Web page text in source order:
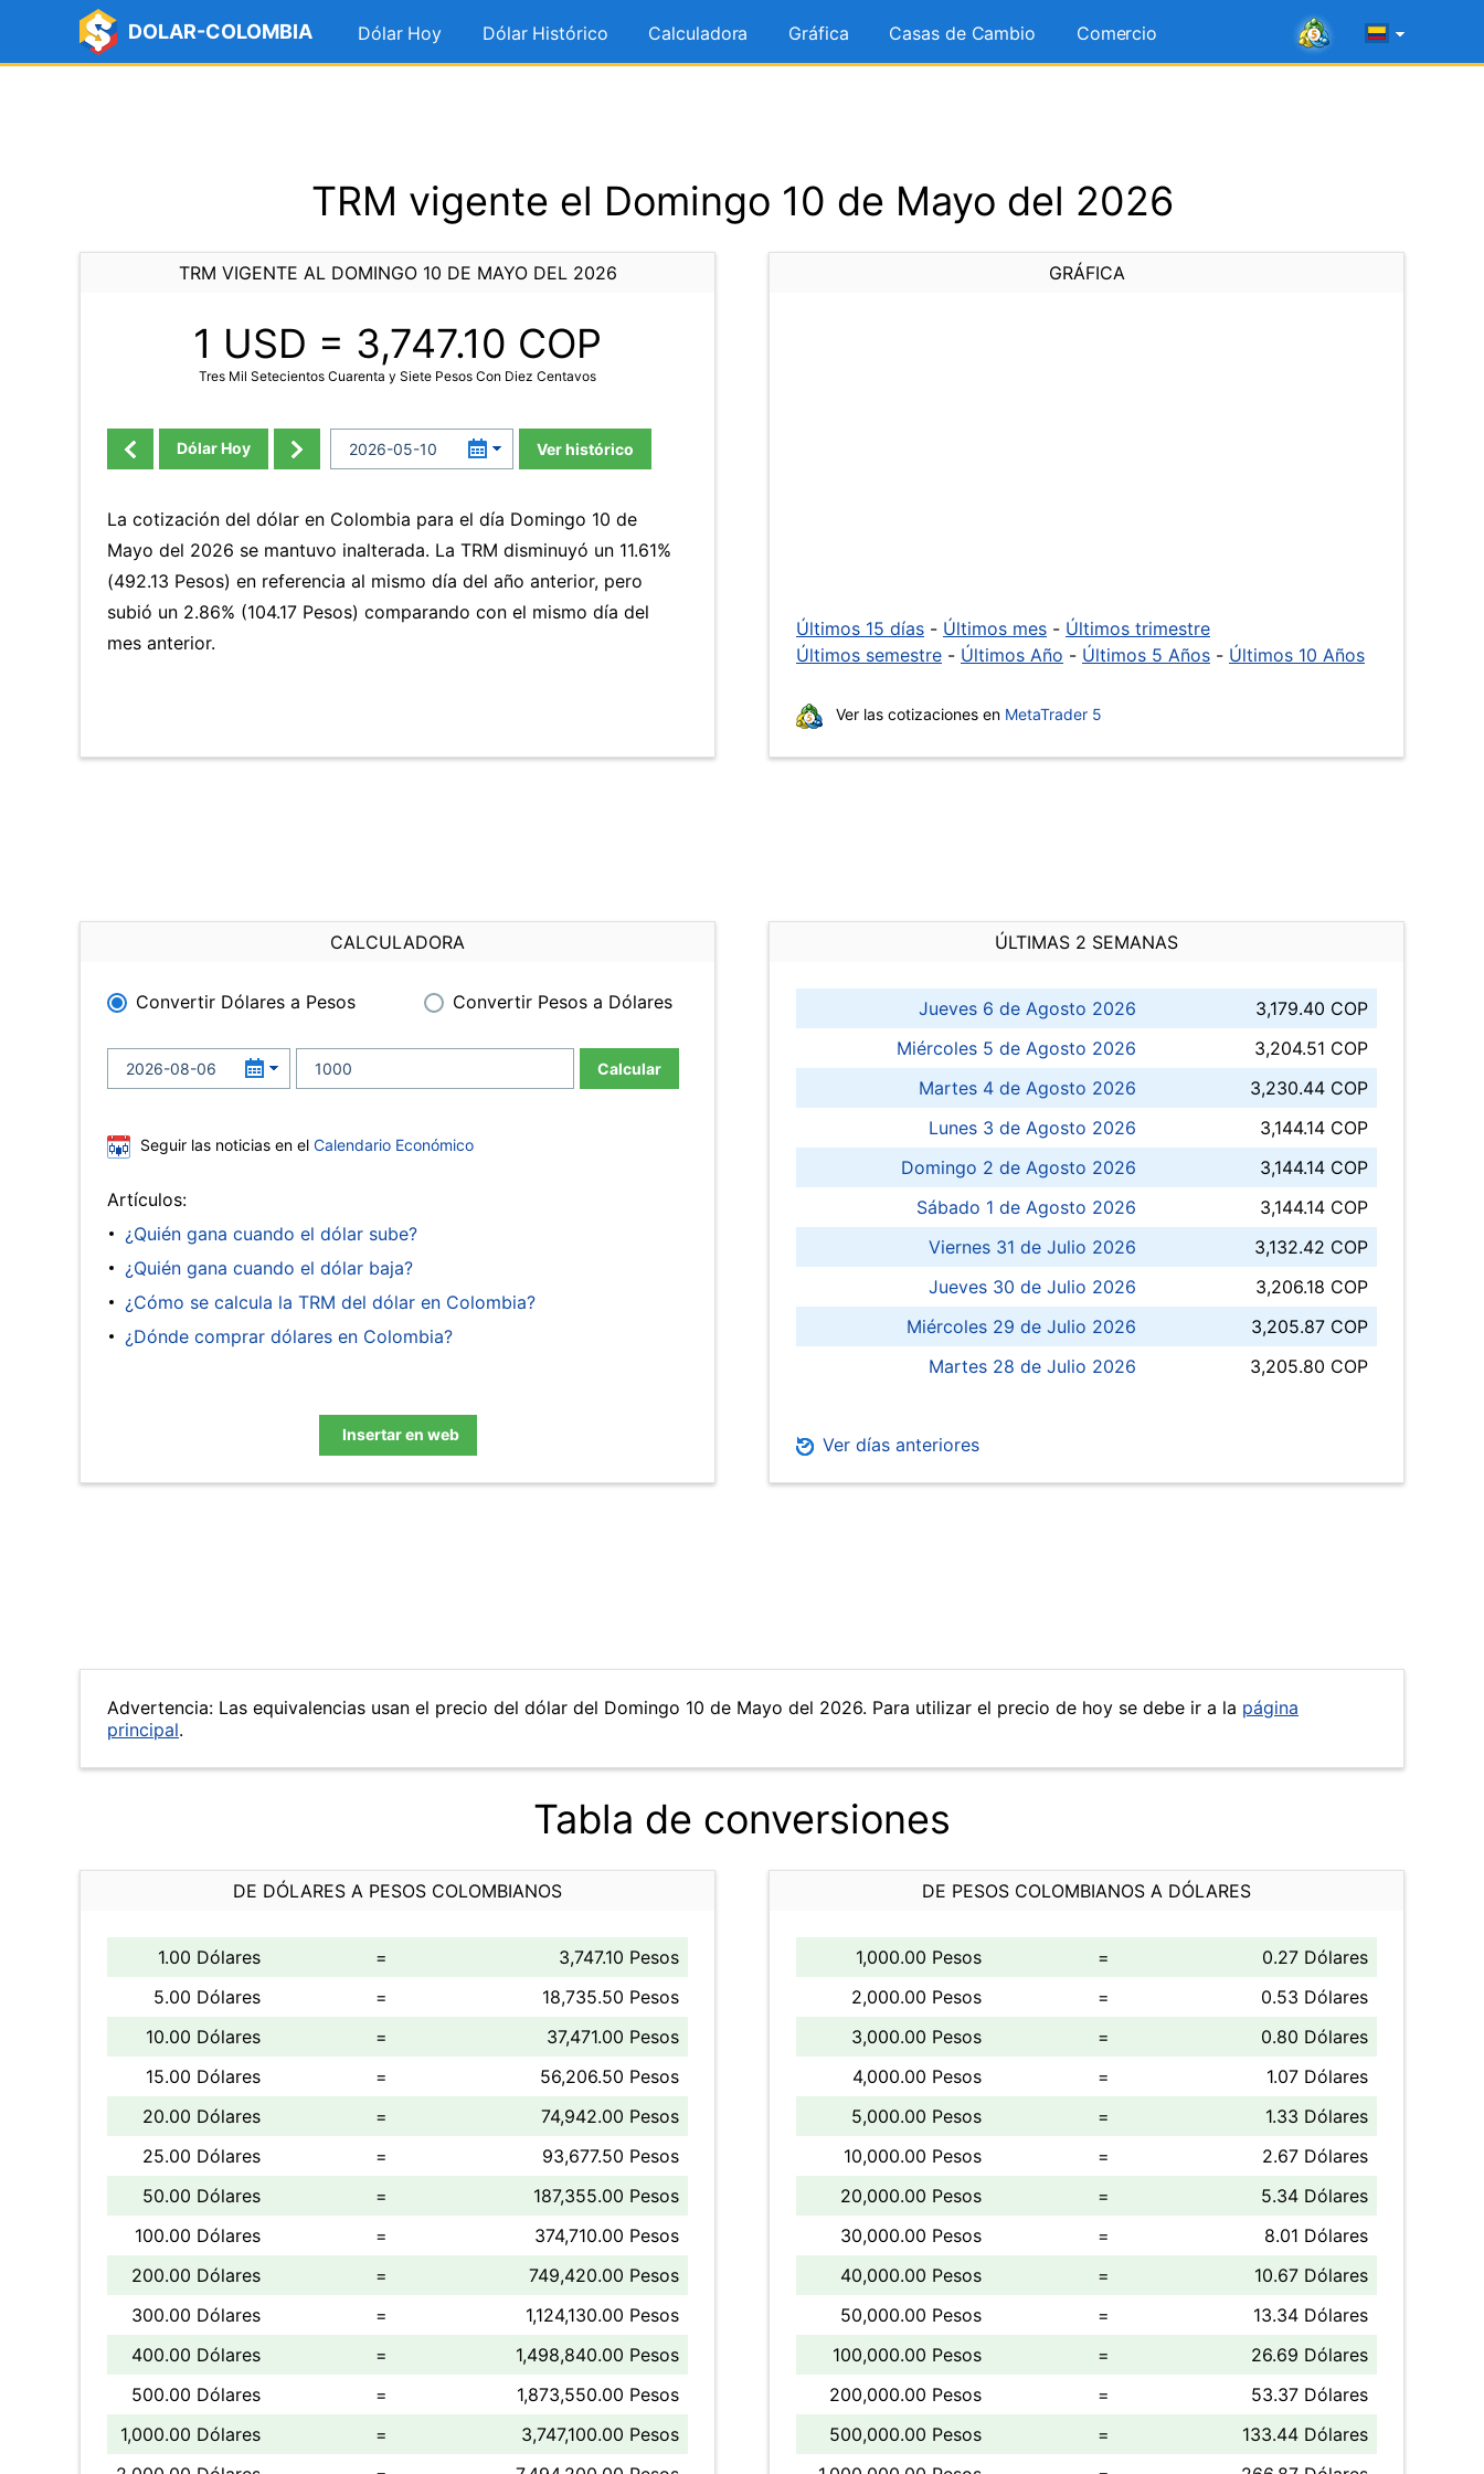
DOLAR-COLOMBIA Dólar Hoy Dólar Histórico Calculadora Gráfica Casas de Cambio Comercio
TRM vigente el Domingo 10 de Mayo del 2026
TRM VIGENTE AL DOMINGO 10 DE MAYO DEL 2026
1 USD = 3,747.10 COP
Tres Mil Setecientos Cuarenta y Siete Pesos Con Diez Centavos
Dólar Hoy Ver histórico
La cotización del dólar en Colombia para el día Domingo 10 de
Mayo del 2026 se mantuvo inalterada. La TRM disminuyó un 11.61%
(492.13 Pesos) en referencia al mismo día del año anterior, pero
subió un 2.86% (104.17 Pesos) comparando con el mismo día del
mes anterior.
GRÁFICA
Últimos 15 días - Últimos mes - Últimos trimestre
Últimos semestre - Últimos Año - Últimos 5 Años - Últimos 10 Años
Ver las cotizaciones en MetaTrader 5
CALCULADORA
Convertir Dólares a Pesos Convertir Pesos a Dólares
Calcular
Seguir las noticias en el Calendario Económico
Artículos:
¿Quién gana cuando el dólar sube?
¿Quién gana cuando el dólar baja?
¿Cómo se calcula la TRM del dólar en Colombia?
¿Dónde comprar dólares en Colombia?
Insertar en web
ÚLTIMAS 2 SEMANAS
Jueves 6 de Agosto 2026
3,179.40 COP
Miércoles 5 de Agosto 2026
3,204.51 COP
Martes 4 de Agosto 2026
3,230.44 COP
Lunes 3 de Agosto 2026
3,144.14 COP
Domingo 2 de Agosto 2026
3,144.14 COP
Sábado 1 de Agosto 2026
3,144.14 COP
Viernes 31 de Julio 2026
3,132.42 COP
Jueves 30 de Julio 2026
3,206.18 COP
Miércoles 29 de Julio 2026
3,205.87 COP
Martes 28 de Julio 2026
3,205.80 COP
Ver días anteriores
Advertencia: Las equivalencias usan el precio del dólar del Domingo 10 de Mayo del 2026. Para utilizar el precio de hoy se debe ir a la página
principal.
Tabla de conversiones
DE DÓLARES A PESOS COLOMBIANOS
1.00 Dólares =
3,747.10 Pesos
5.00 Dólares
=
18,735.50 Pesos
10.00 Dólares
=
37,471.00 Pesos
15.00 Dólares
=
56,206.50 Pesos
20.00 Dólares
=
74,942.00 Pesos
25.00 Dólares
=
93,677.50 Pesos
50.00 Dólares
=
187,355.00 Pesos
100.00 Dólares
=
374,710.00 Pesos
200.00 Dólares
=
749,420.00 Pesos
300.00 Dólares
=
1,124,130.00 Pesos
400.00 Dólares
=
1,498,840.00 Pesos
500.00 Dólares
=
1,873,550.00 Pesos
1,000.00 Dólares
=
3,747,100.00 Pesos
DE PESOS COLOMBIANOS A DÓLARES
1,000.00 Pesos =
0.27 Dólares
2,000.00 Pesos
=
0.53 Dólares
3,000.00 Pesos
=
0.80 Dólares
4,000.00 Pesos
=
1.07 Dólares
5,000.00 Pesos
=
1.33 Dólares
10,000.00 Pesos
=
2.67 Dólares
20,000.00 Pesos
=
5.34 Dólares
30,000.00 Pesos
=
8.01 Dólares
40,000.00 Pesos
=
10.67 Dólares
50,000.00 Pesos
=
13.34 Dólares
100,000.00 Pesos
=
26.69 Dólares
200,000.00 Pesos
=
53.37 Dólares
500,000.00 Pesos
=
133.44 Dólares